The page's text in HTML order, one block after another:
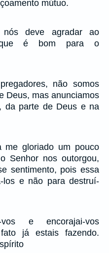
mútuo.
deve agradar ao
é bom para o
não somos
Deus, mas anunciamos
da parte de Deus e na
me gloriado um pouco
Senhor nos outorgou,
sentimento, pois essa
los e não para destruí-
e encorajai-vos
já estais fazendo.